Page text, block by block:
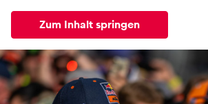
Zum Inhalt springen
Alle News Events Erlebnisse